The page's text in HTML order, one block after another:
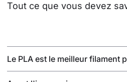
Tout ce que vous devez
Le PLA est le meilleur filament